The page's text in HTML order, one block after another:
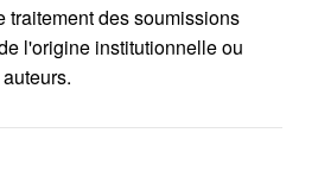
traitement des soumissions
l'origine institutionnelle ou